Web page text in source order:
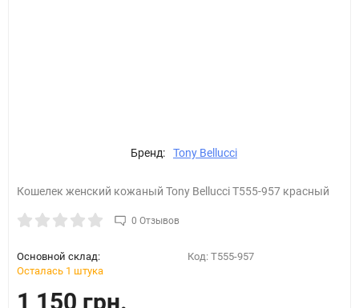
Бренд: Tony Bellucci
Кошелек женский кожаный Tony Bellucci T555-957 красный
0 Отзывов
Основной склад:
Осталась 1 штука
Код: T555-957
1 150 грн.